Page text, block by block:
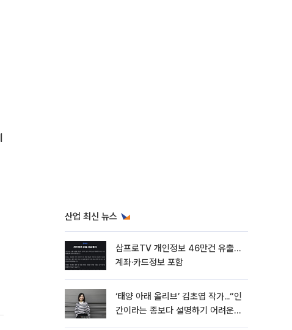
산업 최신 뉴스
삼프로TV 개인정보 46만건 유출…
계좌·카드정보 포함
‘태양 아래 올리브’ 김초엽 작가...“인
간이라는 종보다 설명하기 어려운